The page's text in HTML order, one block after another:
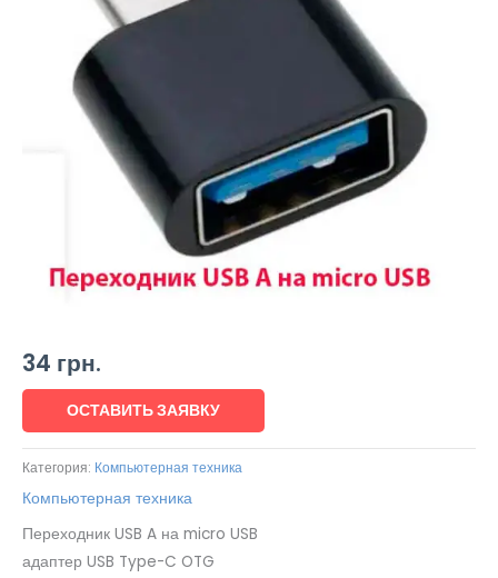
34 грн.
ОСТАВИТЬ ЗАЯВКУ
Категория: Компьютерная техника
Компьютерная техника
Переходник USB A на micro USB
адаптер USB Type-C OTG